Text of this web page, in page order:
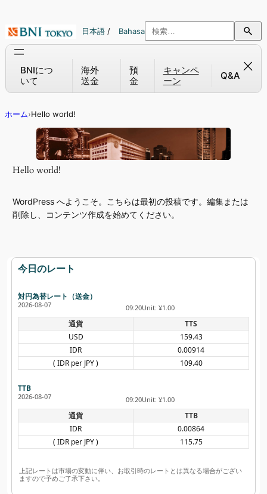
を
日本語 / Bahasa
BNIにつ
いて
海外
送金
預
金
キャンペ
ーン
Q&A
ホーム›Hello world!
今日のレート
対円為替レート（送金）
2026-08-07 09:20Unit: ¥1.00
通貨
TTS
USD
159.43
IDR
0.00914
( IDR per JPY )
109.40
TTB
2026-08-07 09:20Unit: ¥1.00
通貨
TTB
IDR
0.00864
( IDR per JPY )
115.75
上記レートは市場の変動に伴い、お取引時のレートとは異なる場合がござい
ますので予めご了承下さい。
Hello world!
WordPress へようこそ。こちらは最初の投稿です。編集または
削除し、コンテンツ作成を始めてください。